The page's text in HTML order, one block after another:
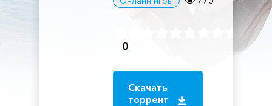
0
Скачать
торрент